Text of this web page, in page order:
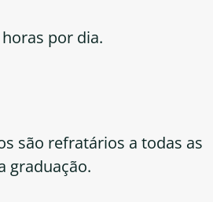
por dia.
são refratários a todas as
graduação.